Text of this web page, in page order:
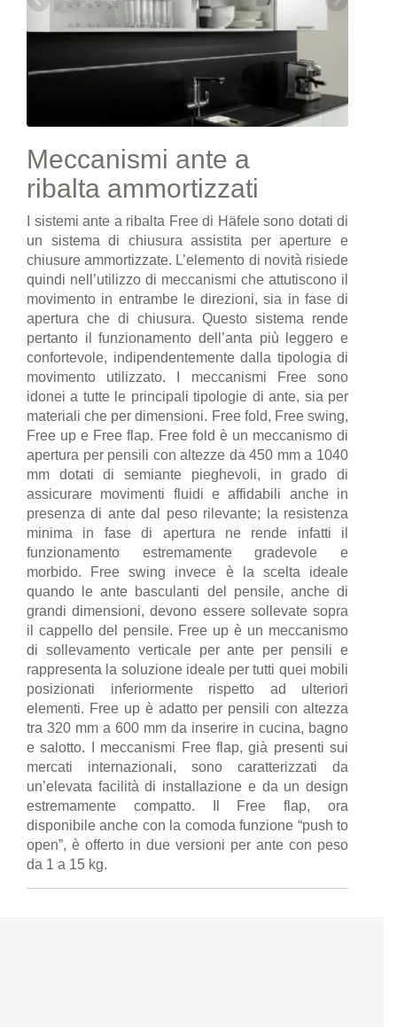
Meccanismi ante a
ribalta ammortizzati
I sistemi ante a ribalta Free di Häfele sono dotati di
un sistema di chiusura assistita per aperture e
chiusure ammortizzate. L’elemento di novità risiede
quindi nell’utilizzo di meccanismi che attutiscono il
movimento in entrambe le direzioni, sia in fase di
apertura che di chiusura. Questo sistema rende
pertanto il funzionamento dell’anta più leggero e
confortevole, indipendentemente dalla tipologia di
movimento utilizzato. I meccanismi Free sono
idonei a tutte le principali tipologie di ante, sia per
materiali che per dimensioni. Free fold, Free swing,
Free up e Free flap. Free fold è un meccanismo di
apertura per pensili con altezze da 450 mm a 1040
mm dotati di semiante pieghevoli, in grado di
assicurare movimenti fluidi e affidabili anche in
presenza di ante dal peso rilevante; la resistenza
minima in fase di apertura ne rende infatti il
funzionamento estremamente gradevole e
morbido. Free swing invece è la scelta ideale
quando le ante basculanti del pensile, anche di
grandi dimensioni, devono essere sollevate sopra
il cappello del pensile. Free up è un meccanismo
di sollevamento verticale per ante per pensili e
rappresenta la soluzione ideale per tutti quei mobili
posizionati inferiormente rispetto ad ulteriori
elementi. Free up è adatto per pensili con altezza
tra 320 mm a 600 mm da inserire in cucina, bagno
e salotto. I meccanismi Free flap, già presenti sui
mercati internazionali, sono caratterizzati da
un’elevata facilità di installazione e da un design
estremamente compatto. Il Free flap, ora
disponibile anche con la comoda funzione “push to
open”, è offerto in due versioni per ante con peso
da 1 a 15 kg.